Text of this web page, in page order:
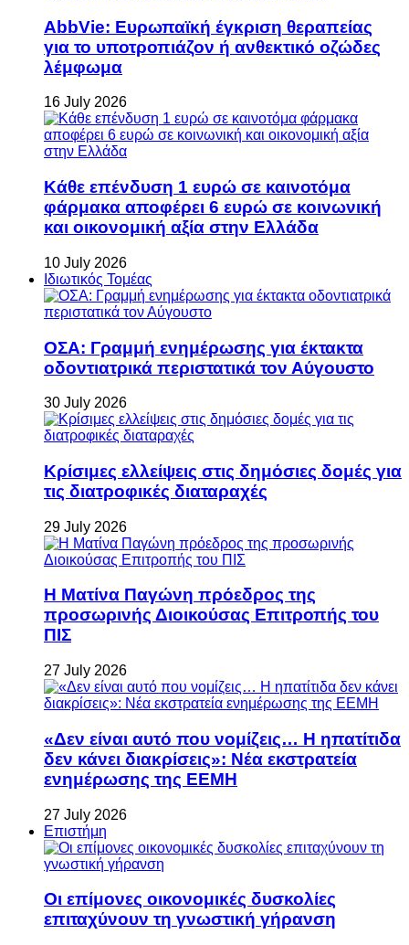
AbbVie: Ευρωπαϊκή έγκριση θεραπείας
για το υποτροπιάζον ή ανθεκτικό οζώδες
λέμφωμα
16 July 2026
Κάθε επένδυση 1 ευρώ σε καινοτόμα
φάρμακα αποφέρει 6 ευρώ σε κοινωνική
και οικονομική αξία στην Ελλάδα
10 July 2026
Ιδιωτικός Τομέας
ΟΣΑ: Γραμμή ενημέρωσης για έκτακτα
οδοντιατρικά περιστατικά τον Αύγουστο
30 July 2026
Κρίσιμες ελλείψεις στις δημόσιες δομές για
τις διατροφικές διαταραχές
29 July 2026
Η Ματίνα Παγώνη πρόεδρος της
προσωρινής Διοικούσας Επιτροπής του
ΠΙΣ
27 July 2026
«Δεν είναι αυτό που νομίζεις… Η ηπατίτιδα
δεν κάνει διακρίσεις»: Νέα εκστρατεία
ενημέρωσης της ΕΕΜΗ
27 July 2026
Επιστήμη
Οι επίμονες οικονομικές δυσκολίες
επιταχύνουν τη γνωστική γήρανση